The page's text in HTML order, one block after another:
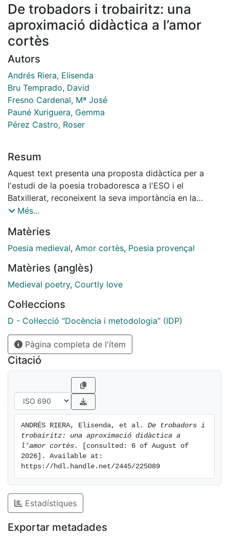
De trobadors i trobairitz: una
aproximació didàctica a l’amor
cortès
Autors
Andrés Riera, Elisenda
Bru Temprado, David
Fresno Cardenal, Mª José
Pauné Xuriguera, Gemma
Pérez Castro, Roser
Resum
Aquest text presenta una proposta didàctica per a
l'estudi de la poesia trobadoresca a l'ESO i el
Batxillerat, reconeixent la seva importància en la
literatura occidental. L'objectiu principal és que els
oblidat, a través de la lectura de textos.
La metodologia proposada busca una immersió de
mitjançant vídeos i música, abans d'abordar els
aspectes socials i culturals de l'època. La clau de
quatre poemes de trobadors i trobairitz,
complementada amb l'anàlisi d'altres quatre poemes
d'èpoques i llengües diferents que tracten el mateix
concepte d'amor.
S’argumenta que prioritzar la lectura permet als
alumnes interioritzar millor la teoria literària, ja que la
descobreixen com a anàlisi de textos en lloc de com
un conjunt de dades a memoritzar. Aquest material
està dissenyat com una guia per al professor, que
podrà adaptar-lo segons les necessitats de la seva
aula.
Més...
Matèries
Poesia medieval, Amor cortès, Poesia provençal
Matèries (anglès)
Medieval poetry, Courtly love
Col·leccions
D - Col·lecció “Docència i metodologia” (IDP)
Pàgina completa de l'ítem
Citació
ANDRÉS RIERA, Elisenda, et al. De trobadors i
trobairitz: una aproximació didàctica a
l’amor cortès.
[consulted: 6 of August of
2026]. Available at:
https://hdl.handle.net/2445/225089
Estadístiques
Exportar metadades